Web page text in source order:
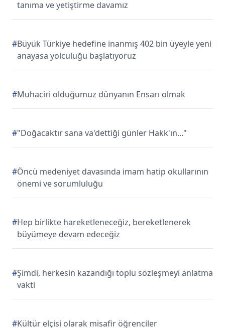
tanıma ve yetiştirme davamız
#Büyük Türkiye hedefine inanmış 402 bin üyeyle yeni
anayasa yolculuğu başlatıyoruz
#Muhaciri olduğumuz dünyanın Ensarı olmak
#"Doğacaktır sana va'dettiği günler Hakk'ın..."
#Öncü medeniyet davasında imam hatip okullarının
önemi ve sorumluluğu
#Hep birlikte hareketleneceğiz, bereketlenerek
büyümeye devam edeceğiz
#Şimdi, herkesin kazandığı toplu sözleşmeyi anlatma
vakti
#Kültür elçisi olarak misafir öğrenciler